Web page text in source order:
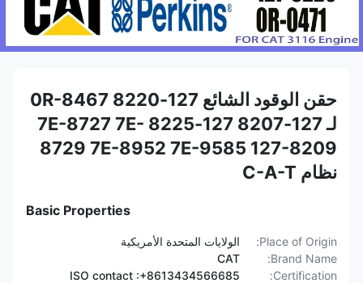
حقن الوقود الشائع 127-8220 0R-8467
لـ 127-8207 127-8225 7E-8727 7E-
8729 7E-8952 7E-9585 127-8209
نظام C-A-T
Basic Properties
Place of Origin:
الولايات المتحدة الأمريكية
Brand Name:
CAT
Certification:
ISO contact :+8613434566685